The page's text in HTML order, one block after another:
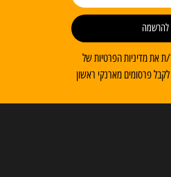
את מדיניות הפרטיות של
פרסומים מארנקי ראשון
להרשמה